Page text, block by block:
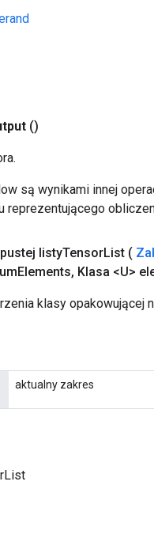
()
są wynikami innej
reprezentującego
pustej listyTensorList (
Elements, Klasa <U>
klasy opakowującej
aktualny zakres